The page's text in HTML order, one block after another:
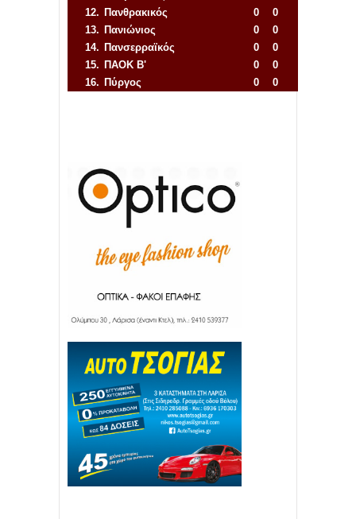
12. Πανθρακικός 0
0
13. Πανιώνιος 0
0
14. Πανσερραϊκός 0
0
15. ΠΑΟΚ Β' 0
0
16. Πύργος 0
0